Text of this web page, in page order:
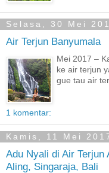
Selasa, 30 Mei
Air Terjun Banyumala
Mei 2017 –
ke air terjun
gue tau air
1 komentar:
Kamis, 11 Mei
Adu Nyali di Air Terjun
Aling, Singaraja, Bali